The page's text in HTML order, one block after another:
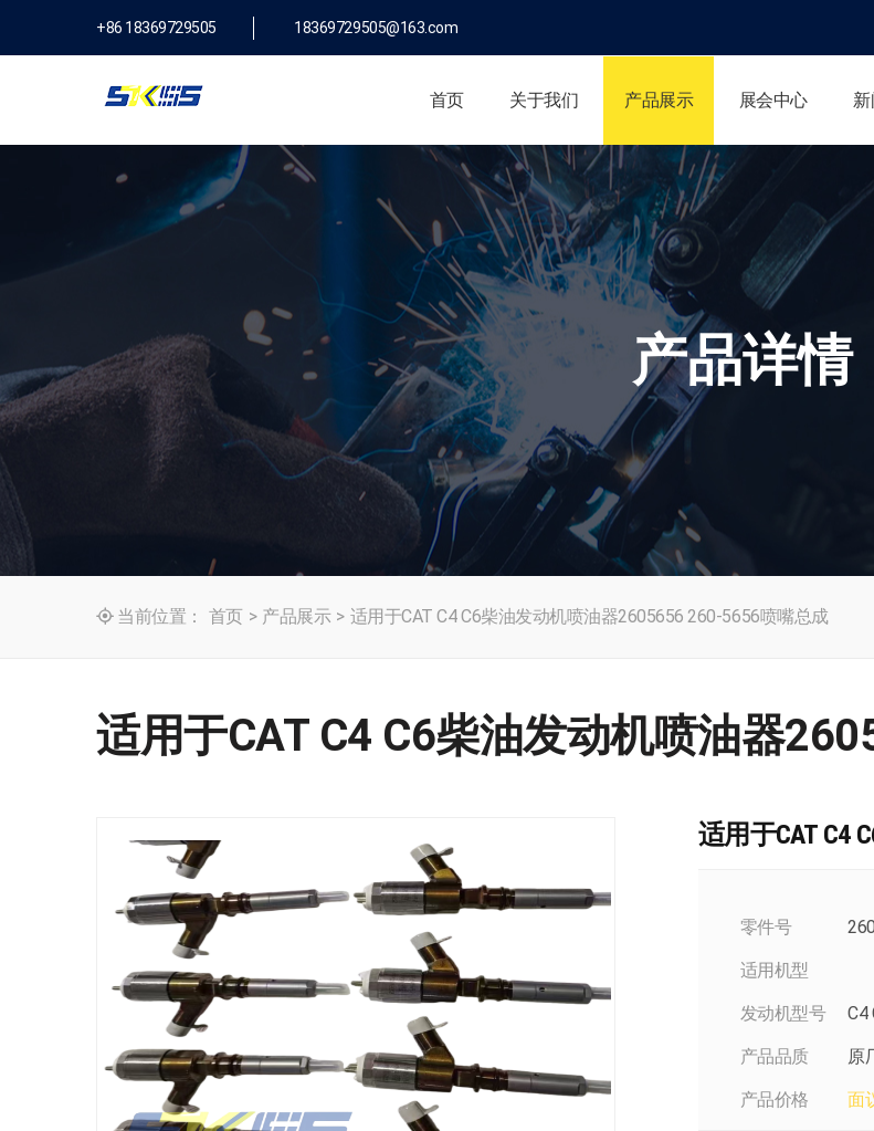
+86 18369729505 18369729505@163.com
首页 关于我们 产品展示 展会中心
产品详情
当前位置： 首页 > 产品展示 > 适用于CAT C4 C6柴油发动机喷油器2605656 260-5656喷嘴总成
适用于CAT C4 C6柴油发动机喷油器
适用于CAT C4
零件号
适用机型
发动机型号 C4
产品品质 原
产品价格 面